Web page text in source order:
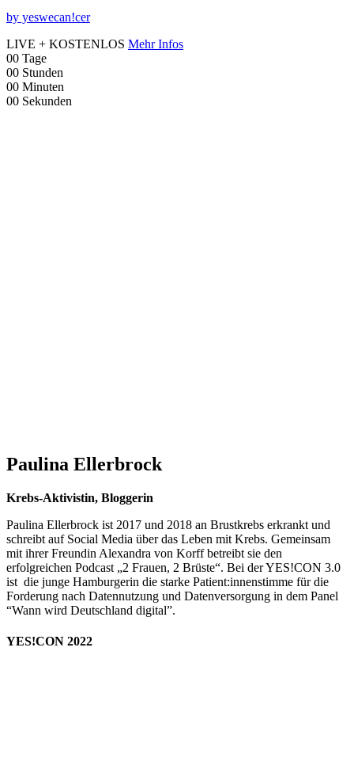
by yeswecan!cer
LIVE + KOSTENLOS Mehr Infos
00 Tage
00 Stunden
00 Minuten
00 Sekunden
Paulina Ellerbrock
Krebs-Aktivistin, Bloggerin
Paulina Ellerbrock ist 2017 und 2018 an Brustkrebs erkrankt und
schreibt auf Social Media über das Leben mit Krebs. Gemeinsam
mit ihrer Freundin Alexandra von Korff betreibt sie den
erfolgreichen Podcast „2 Frauen, 2 Brüste“. Bei der YES!CON 3.0
ist die junge Hamburgerin die starke Patient:innenstimme für die
Forderung nach Datennutzung und Datenversorgung in dem Panel
“Wann wird Deutschland digital”.
YES!CON 2022